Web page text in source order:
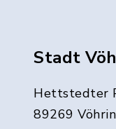
Stadt
Hettstedter
89269